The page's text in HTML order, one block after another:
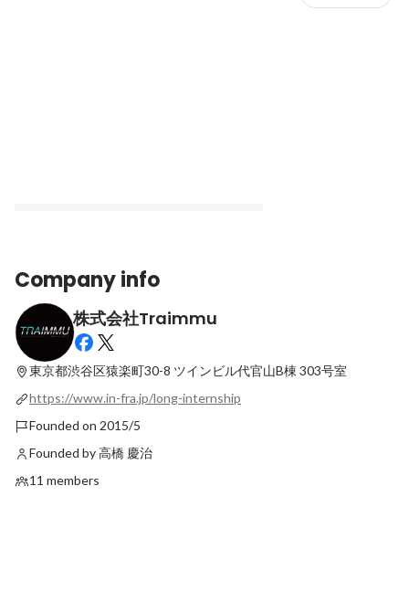
【就活生に伝えたいこと】やれることはも
っとたくさんある
Latest
Company info
株式会社Traimmu
東京都渋谷区猿楽町30-8 ツインビル代官山B棟 303号室
https://www.in-fra.jp/long-internship
Founded on 2015/5
Founded by 高橋 慶治
11 members